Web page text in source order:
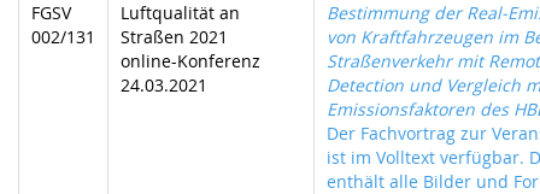
FGSV
002/131
Luftqualität an
Straßen 2021
online-Konferenz
24.03.2021
Bestimmung der Real-
von Kraftfahrzeugen im
Straßenverkehr mit
Detection und Vergleich
Emissionsfaktoren des
Der Fachvortrag zur
ist im Volltext verfügbar.
enthält alle Bilder und